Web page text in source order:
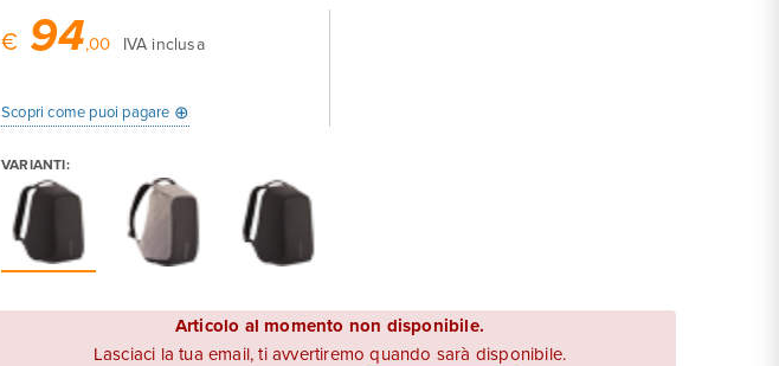
€ 94,00 IVA inclusa
Scopri come puoi pagare ⊕
VARIANTI:
Articolo al momento non disponibile.
Lasciaci la tua email, ti avvertiremo quando sarà disponibile.